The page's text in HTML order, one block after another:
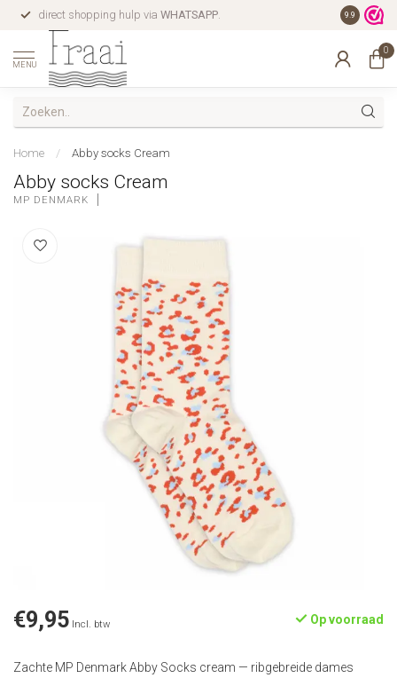
direct shopping hulp via WHATSAPP. gratis
9.9
MENU
0
Home / Abby socks Cream
Abby socks Cream
MP DENMARK
€9,95 Incl. btw Op voorraad
Zachte MP Denmark Abby Socks cream — ribgebreide dames